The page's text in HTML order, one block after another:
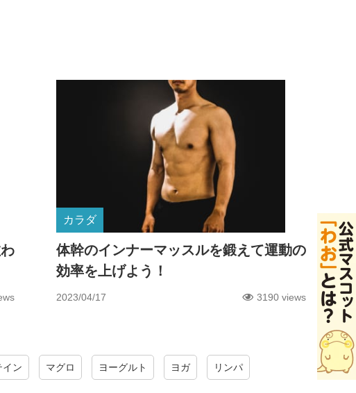
カラダ
体幹のインナーマッスルを鍛えて運動の
効率を上げよう！
2023/04/17 3190 views
イン マグロ ヨーグルト ヨガ リンパ